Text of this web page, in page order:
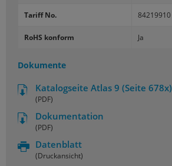
Tariff No. 84219910
RoHS konform Ja
Dokumente
Katalogseite Atlas 9 (Seite 678x)
(PDF)
Dokumentation
(PDF)
Datenblatt
(Druckansicht)